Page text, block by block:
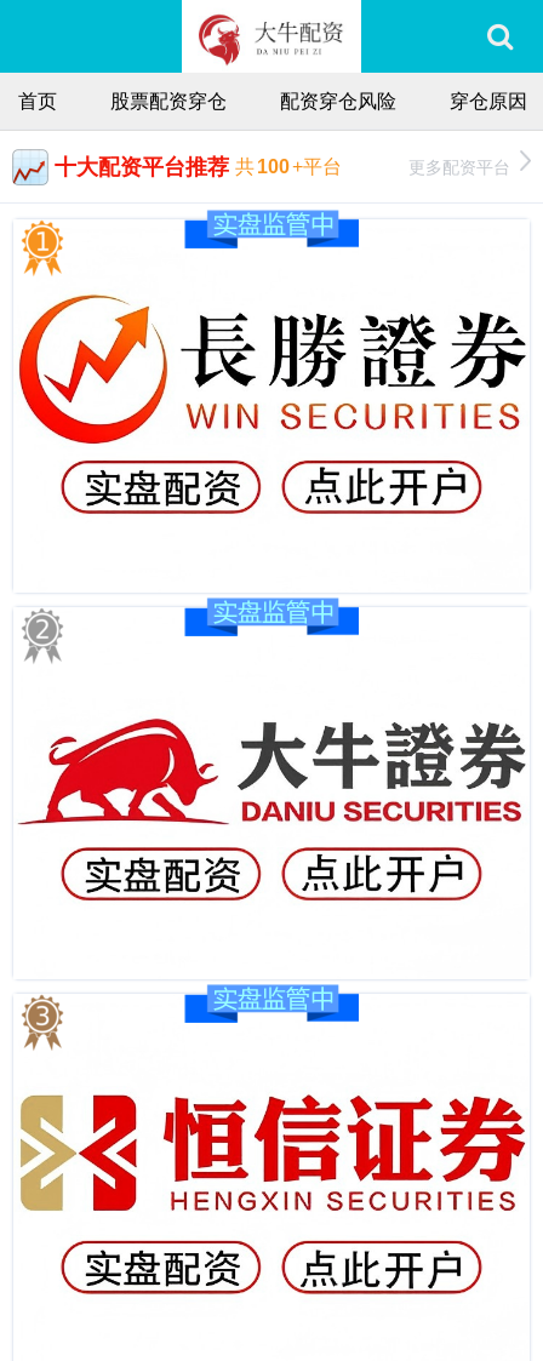
首页 股票配资穿仓 配资穿仓风险 穿仓原因
十大配资平台推荐 共100+平台 更多配资平台